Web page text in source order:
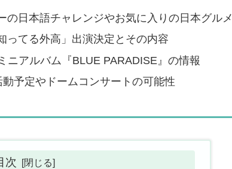
の日本語チャレンジやお気に入りの日本グルメ
ってる外高」出演決定とその内容
ニアルバム『BLUE PARADISE』の情報
予定やドームコンサートの可能性
次